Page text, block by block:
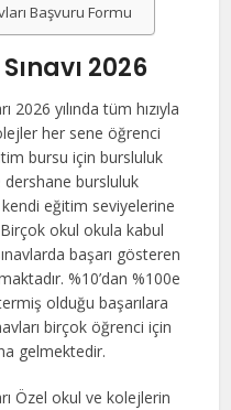
Başvuru Formu
2026
2026 yılında tüm hızıyla
her sene öğrenci
bursu için bursluluk
dershane bursluluk
kendi eğitim seviyelerine
okul okula kabul
başarı gösteren
%10’dan %100e
olduğu başarılara
birçok öğrenci için
gelmektedir.
Özel okul ve kolejlerin